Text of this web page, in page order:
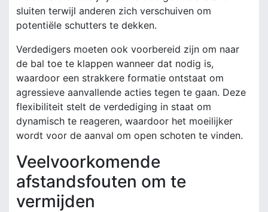
sluiten terwijl anderen zich verschuiven om
potentiële schutters te dekken.
Verdedigers moeten ook voorbereid zijn om naar
de bal toe te klappen wanneer dat nodig is,
waardoor een strakkere formatie ontstaat om
agressieve aanvallende acties tegen te gaan. Deze
flexibiliteit stelt de verdediging in staat om
dynamisch te reageren, waardoor het moeilijker
wordt voor de aanval om open schoten te vinden.
Veelvoorkomende
afstandsfouten om te
vermijden